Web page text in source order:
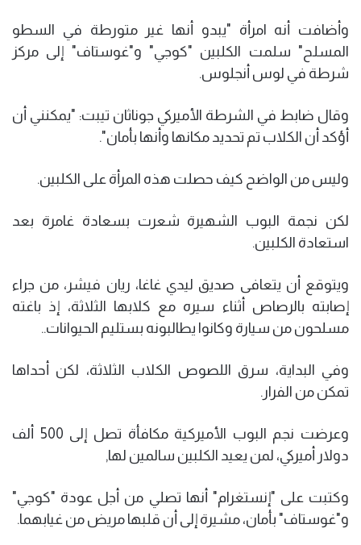
وأضافت أنه امرأة "يبدو أنها غير متورطة في السطو
المسلح" سلمت الكلبين "كوجي" و"غوستاف" إلى مركز
شرطة في لوس أنجلوس.
وقال ضابط في الشرطة الأميركي جوناثان تيبت: "يمكنني أن
أؤكد أن الكلاب تم تحديد مكانها وأنها بأمان".
وليس من الواضح كيف حصلت هذه المرأة على الكلبين.
لكن نجمة البوب الشهيرة شعرت بسعادة غامرة بعد
استعادة الكلبين.
ويتوقع أن يتعافى صديق ليدي غاغا، ريان فيشر، من جراء
إصابته بالرصاص أثناء سيره مع كلابها الثلاثة، إذ باغته
مسلحون من سيارة وكانوا يطالبونه بستليم الحيوانات..
وفي البداية، سرق اللصوص الكلاب الثلاثة، لكن أحداها
تمكن من الفرار.
وعرضت نجم البوب الأميركية مكافأة تصل إلى 500 ألف
دولار أميركي، لمن يعيد الكلبين سالمين لها,
وكتبت على "إنستغرام" أنها تصلي من أجل عودة "كوجي"
و"غوستاف" بأمان، مشيرة إلى أن قلبها مريض من غيابهما.